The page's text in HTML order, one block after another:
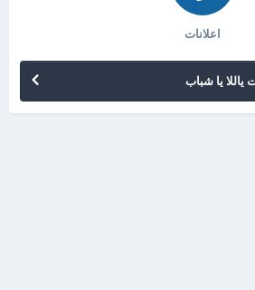
اعلانات
يا شباب